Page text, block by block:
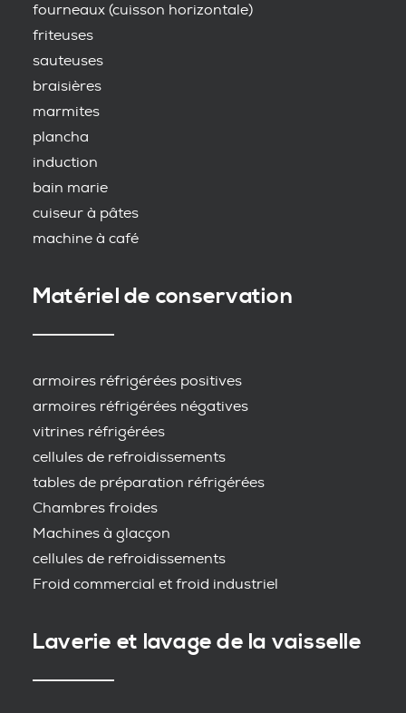
fourneaux (cuisson horizontale)
friteuses
sauteuses
braisières
marmites
plancha
induction
bain marie
cuiseur à pâtes
machine à café
Matériel de conservation
armoires réfrigérées positives
armoires réfrigérées négatives
vitrines réfrigérées
cellules de refroidissements
tables de préparation réfrigérées
Chambres froides
Machines à glacçon
cellules de refroidissements
Froid commercial et froid industriel
Laverie et lavage de la vaisselle